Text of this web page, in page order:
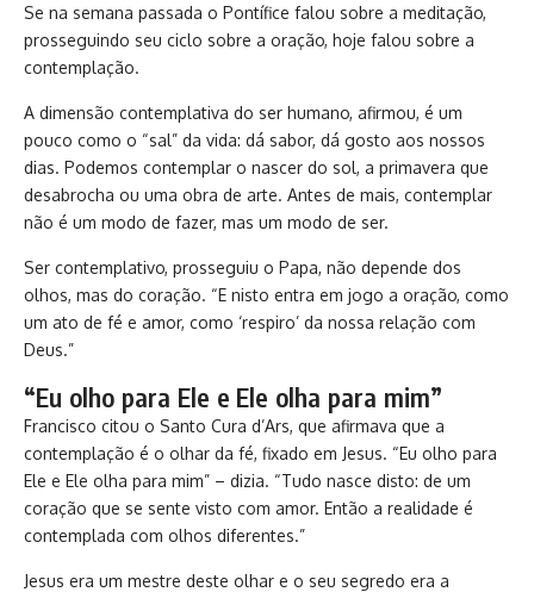
Se na semana passada o Pontífice falou sobre a meditação,
prosseguindo seu ciclo sobre a oração, hoje falou sobre a
contemplação.
A dimensão contemplativa do ser humano, afirmou, é um
pouco como o “sal” da vida: dá sabor, dá gosto aos nossos
dias. Podemos contemplar o nascer do sol, a primavera que
desabrocha ou uma obra de arte. Antes de mais, contemplar
não é um modo de fazer, mas um modo de ser.
Ser contemplativo, prosseguiu o Papa, não depende dos
olhos, mas do coração. “E nisto entra em jogo a oração, como
um ato de fé e amor, como ‘respiro’ da nossa relação com
Deus.”
“Eu olho para Ele e Ele olha para mim”
Francisco citou o Santo Cura d’Ars, que afirmava que a
contemplação é o olhar da fé, fixado em Jesus. “Eu olho para
Ele e Ele olha para mim” – dizia. “Tudo nasce disto: de um
coração que se sente visto com amor. Então a realidade é
contemplada com olhos diferentes.”
Jesus era um mestre deste olhar e o seu segredo era a